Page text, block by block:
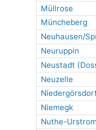
Müllrose
Müncheberg
Neuhausen/
Neuruppin
Neustadt
Neuzelle
Niemegk
Nuthe-